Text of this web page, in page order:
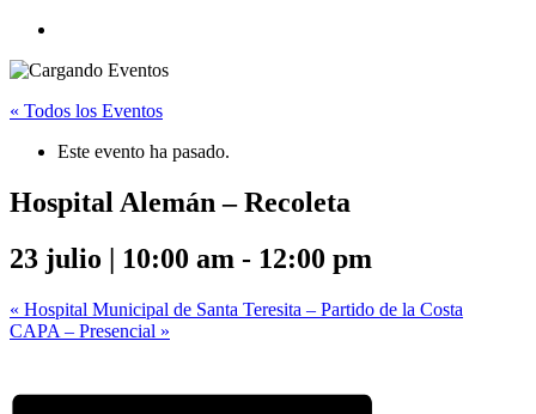
« Todos los Eventos
Este evento ha pasado.
Hospital Alemán – Recoleta
23 julio | 10:00 am - 12:00 pm
« Hospital Municipal de Santa Teresita – Partido de la Costa
CAPA – Presencial »